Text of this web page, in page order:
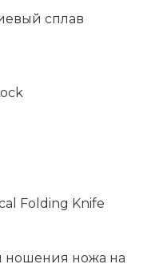
сплав
Folding Knife
ношения ножа на